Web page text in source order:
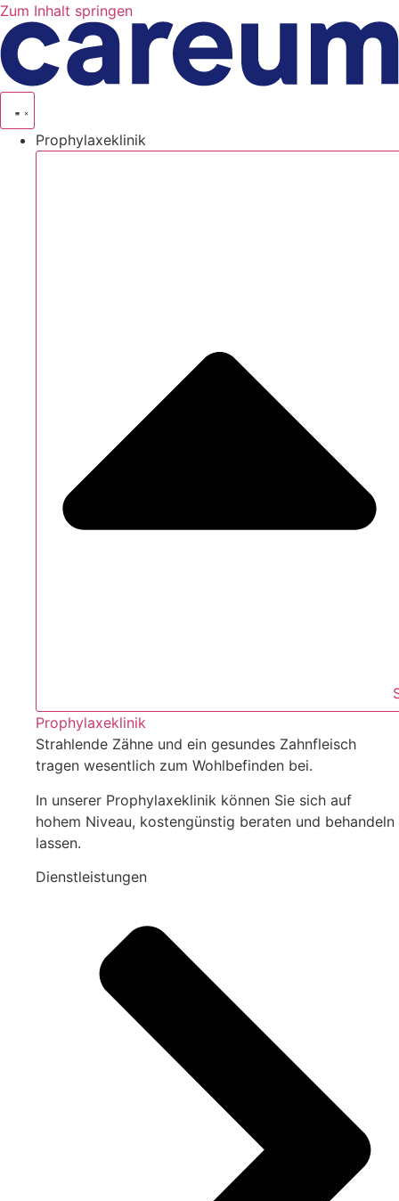
Zum Inhalt springen
Prophylaxeklinik
Prophylaxeklinik
Strahlende Zähne und ein gesundes Zahnfleisch
tragen wesentlich zum Wohlbefinden bei.
In unserer Prophylaxeklinik können Sie sich auf
hohem Niveau, kostengünstig beraten und behandeln
lassen.
Dienstleistungen